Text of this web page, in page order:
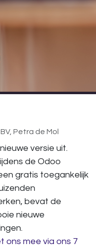
Petra de Mol
versie uit.
de Odoo
gratis toegankelijk
bevat de
nieuwe
ons mee via ons 7